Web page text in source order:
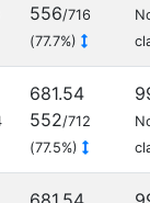
556/716
(77.7%)
681.54
552/712
(77.5%)